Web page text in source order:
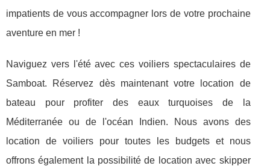
impatients de vous accompagner lors de votre prochaine
aventure en mer !
Naviguez vers l'été avec ces voiliers spectaculaires de
Samboat. Réservez dès maintenant votre location de
bateau pour profiter des eaux turquoises de la
Méditerranée ou de l'océan Indien. Nous avons des
location de voiliers pour toutes les budgets et nous
offrons également la possibilité de location avec skipper